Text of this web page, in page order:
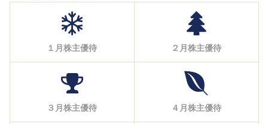
１月株主優待 ２月株主優待
３月株主優待 ４月株主優待